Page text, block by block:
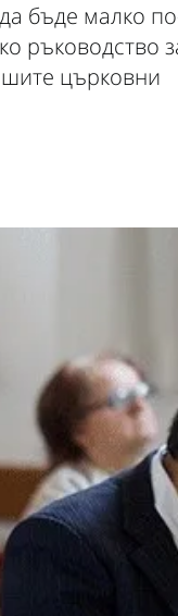
бъде малко
ръководство
църковни